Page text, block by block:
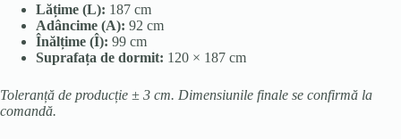
Lățime (L): 187 cm
Adâncime (A): 92 cm
Înălțime (Î): 99 cm
Suprafața de dormit: 120 × 187 cm
Toleranță de producție ± 3 cm. Dimensiunile finale se confirmă la
comandă.